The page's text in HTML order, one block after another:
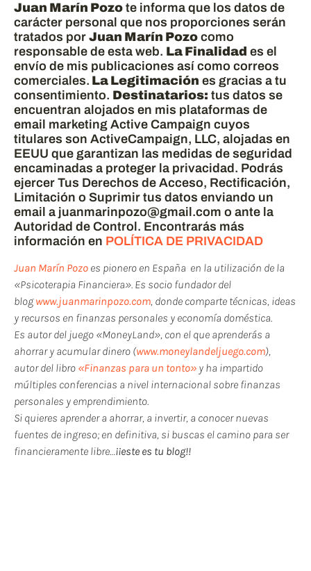
Juan Marín Pozo te informa que los datos de
carácter personal que nos proporciones serán
tratados por Juan Marín Pozo como
responsable de esta web. La Finalidad es el
envío de mis publicaciones así como correos
comerciales. La Legitimación es gracias a tu
consentimiento. Destinatarios: tus datos se
encuentran alojados en mis plataformas de
email marketing Active Campaign cuyos
titulares son ActiveCampaign, LLC, alojadas en
EEUU que garantizan las medidas de seguridad
encaminadas a proteger la privacidad. Podrás
ejercer Tus Derechos de Acceso, Rectificación,
Limitación o Suprimir tus datos enviando un
email a juanmarinpozo@gmail.com o ante la
Autoridad de Control. Encontrarás más
información en POLÍTICA DE PRIVACIDAD
Juan Marín Pozo es pionero en España en la utilización de la
«Psicoterapia Financiera». Es socio fundador del
blogwww.juanmarinpozo.com, donde comparte técnicas, ideas
y recursos en finanzas personales y economía doméstica.
Es autor del juego «MoneyLand», con el que aprenderás a
ahorrar y acumular dinero (www.moneylandeljuego.com),
autor del libro «Finanzas para un tonto» y ha impartido
múltiples conferencias a nivel internacional sobre finanzas
personales y emprendimiento.
Si quieres aprender a ahorrar, a invertir, a conocer nuevas
fuentes de ingreso; en definitiva, si buscas el camino para ser
financieramente libre…¡¡este es tu blog!!